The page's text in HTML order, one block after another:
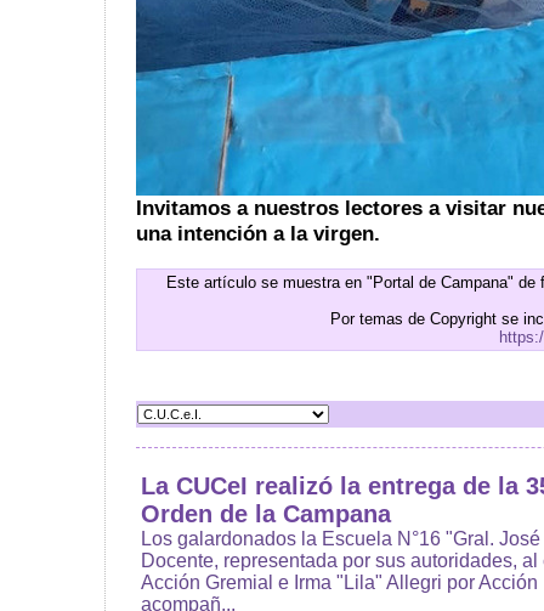
Invitamos a nuestros lectores a visitar
una intención a la virgen.
Este artículo se muestra en "Portal de Campana"
Por temas de Copyright se
La CUCeI realizó la entrega de la
Orden de la Campana
Los galardonados la Escuela N°16 "Gral.
Docente, representada por sus autoridades,
Acción Gremial e Irma "Lila" Allegri por
acompañ...